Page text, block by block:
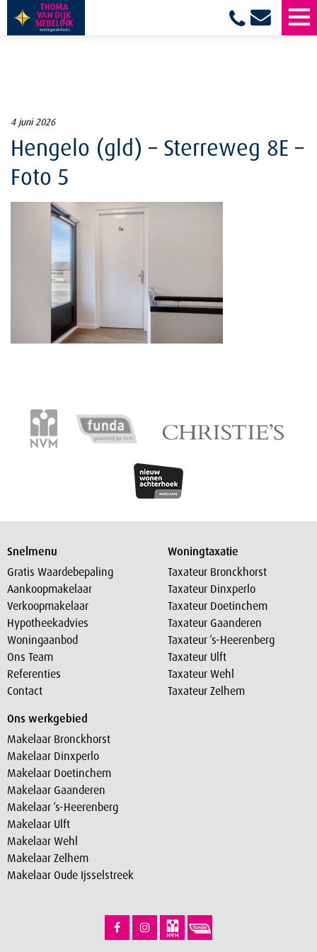
4 juni 2026
Hengelo (gld) – Sterreweg 8E –
Foto 5
Snelmenu
Gratis Waardebepaling
Aankoopmakelaar
Verkoopmakelaar
Hypotheekadvies
Woningaanbod
Ons Team
Referenties
Contact
Woningtaxatie
Taxateur Bronckhorst
Taxateur Dinxperlo
Taxateur Doetinchem
Taxateur Gaanderen
Taxateur ‘s-Heerenberg
Taxateur Ulft
Taxateur Wehl
Taxateur Zelhem
Ons werkgebied
Makelaar Bronckhorst
Makelaar Dinxperlo
Makelaar Doetinchem
Makelaar Gaanderen
Makelaar ‘s-Heerenberg
Makelaar Ulft
Makelaar Wehl
Makelaar Zelhem
Makelaar Oude Ijsselstreek